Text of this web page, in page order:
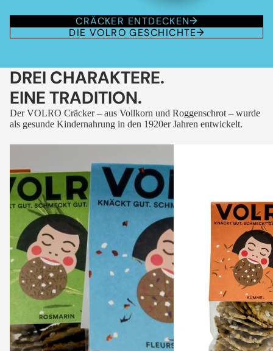
CRÄCKER ENTDECKEN
DIE VOLRO GESCHICHTE
DREI CHARAKTERE.
EINE TRADITION.
Der VOLRO Cräcker – aus Vollkorn und Roggenschrot – wurde
als gesunde Kindernahrung in den 1920er Jahren entwickelt.
FLEURS
DES
ALPES
KÜMMEL